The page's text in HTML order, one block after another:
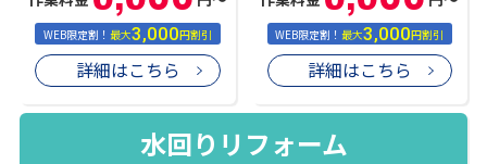
WEB限定割！最大3,000円割引
詳細はこちら
WEB限定割！最大3,000円割引
詳細はこちら
水回りリフォーム